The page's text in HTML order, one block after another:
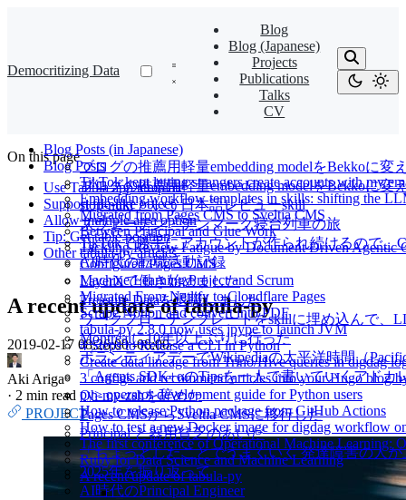
Democritizing Data
Blog
Blog (Japanese)
Projects
Publications
Talks
CV
Blog Posts (in Japanese)
ブログの推薦用軽量embedding modelをBekkoに変
ブログの推薦用軽量embedding modelをBekkoに
slop-nuki という日本語レビューskill
スウェーデン・デンマーク寝台列車の旅
TikTokで勝手にアカウントが作られ続けるので、
AI時代の転職活動記録
LayerXで働き始めました
Treasure Dataを退職しました
ワークフローテンプレートをskillに埋め込んで、
Montréalに10年以上ぶりに行った
ボランティアデーでWikipediaの太平洋時間（
「Agents SDK+αのTipsを一人で書いていくアドカ
Oh-my-zshを辞めた
Pages CMSからSveltia CMSに移行した
Principal と器用貧乏のあいだ
「ちょっとしたことでうまくいく 発達障害の人
2025年を振り返って
AI時代のPrincipal Engineer
Blog Posts
TikTok kept letting strangers create accounts with my
Embedding workflow templates in skills: shifting the
Migrated from Pages CMS to Sveltia CMS
Between Principal and Glue Work
Tackling Review Fatigue by Document Driven Agentic
Configured Pages CMS
Machine Learning Project and Scrum
Migrated From Netlify to Cloudflare Pages
Scrape Notion and convert into PDF
tabula-py 2.8.0 now uses jpype to launch JVM
4 Steps to Release a CLI in Python
Create data lineage from Trino/Hive queries in digdag
3 configs add recommend articles into your Hugo blog
py> operator development guide for Python users
How to release Python package from GitHub Actions
How to test a new Docker image for digdag workflow
The first conference of Operational Machine Learning:
Ruby for Data Science and Machine Learning
A recent update of tabula-py
On this page
Use Tabula app template
Support file-like object
Allow multiple area option
Tip: Get table position
Other tabula-py articles
A recent update of tabula-py
2019-02-17 08:26:00 -08:00·
Aki Ariga
· 2 min read
PROJECT